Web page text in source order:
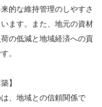
的な維持管理のしやすさ
ます。また、地元の資材
の低減と地域経済への貢
。
】
、地域との信頼関係で